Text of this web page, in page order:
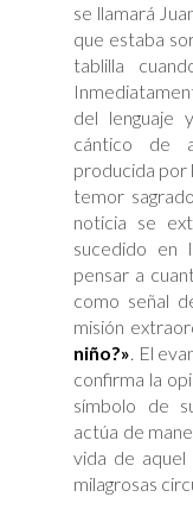
se llamará
que estaba
tablilla
del lenguaje
cántico de
producida por
temor
noticia se
sucedido en
pensar a
como señal
misión
niño?». El
confirma la
símbolo de
actúa de
vida de aquel
milagrosas